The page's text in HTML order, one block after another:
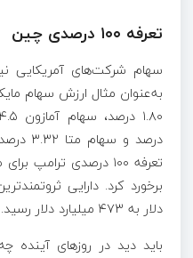
تعرفه ۱۰۰ درصدی چین
سهام شرکت‌های آمریکایی
درصد
تعرفه ۱۰۰ درصدی
دلار به ۴۷۳ میلیارد دلار رسید.
باید دید در روز‌های آینده